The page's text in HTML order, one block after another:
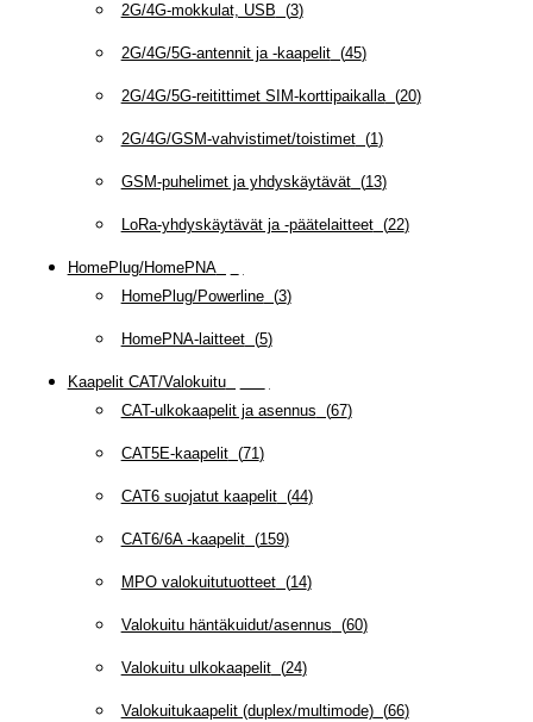
2G/4G-mokkulat, USB (3)
2G/4G/5G-antennit ja -kaapelit(45)
2G/4G/5G-reitittimet SIM-korttipaikalla(20)
2G/4G/GSM-vahvistimet/toistimet(1)
GSM-puhelimet ja yhdyskäytävät(13)
LoRa-yhdyskäytävät ja -päätelaitteet(22)
HomePlug/HomePNA(
HomePlug/Powerline(3)
HomePNA-laitteet(5)
Kaapelit CAT/Valokuitu(
CAT-ulkokaapelit ja asennus (67)
CAT5E-kaapelit(71)
CAT6 suojatut kaapelit(44)
CAT6/6A -kaapelit(159)
MPO valokuitutuotteet(14)
Valokuitu häntäkuidut/asennus (60)
Valokuitu ulkokaapelit(24)
Valokuitukaapelit (duplex/multimode)(66)